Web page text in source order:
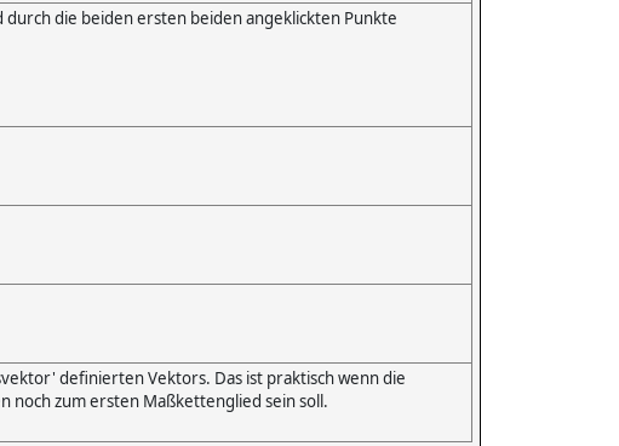
die beiden ersten beiden angeklickten Punkte
definierten Vektors. Das ist praktisch wenn die
noch zum ersten Maßkettenglied sein soll.